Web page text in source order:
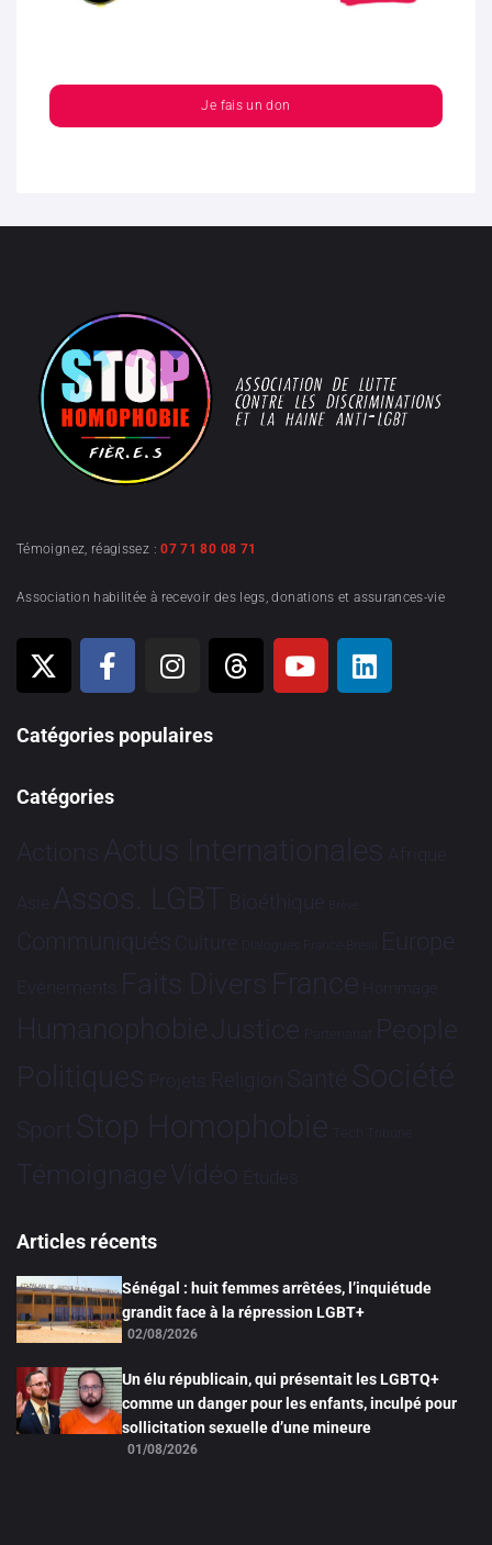
Je fais un don
Témoignez, réagissez :07 71 80 08 71
Association habilitée à recevoir des legs, donations et assurances-vie
Catégories populaires
Catégories
Actions Actus Internationales Afrique
Asie Assos. LGBT Bioéthique Brève
Communiqués Culture Dialogues France-Brésil Europe
Evénements Faits Divers France Hommage
HumanophobieJustice Partenariat People
Politiques Projets Religion Santé Société
Sport Stop Homophobie Tech Tribune
TémoignageVidéo Études
Articles récents
Sénégal : huit femmes arrêtées, l’inquiétude
grandit face à la répression LGBT+
02/08/2026
Un élu républicain, qui présentait les LGBTQ+
comme un danger pour les enfants, inculpé pour
sollicitation sexuelle d’une mineure
01/08/2026